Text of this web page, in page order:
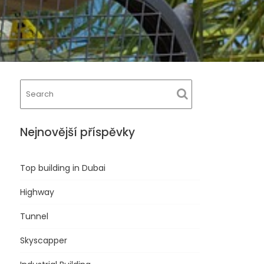
Nejnovější příspěvky
Top building in Dubai
Highway
Tunnel
Skyscapper